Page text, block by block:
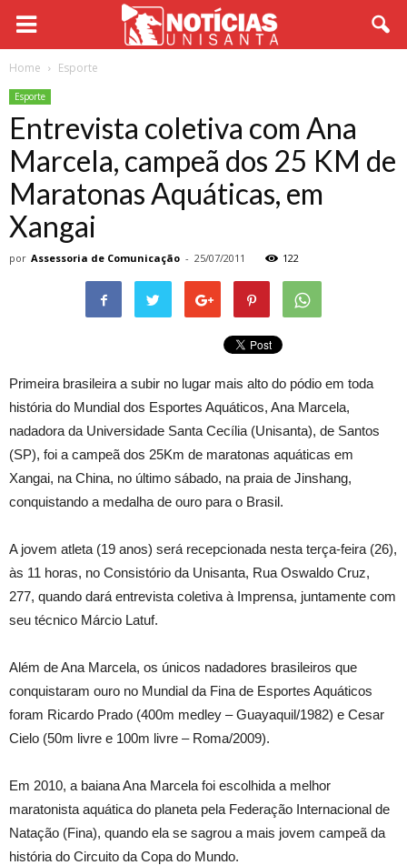
Home Esporte
Esporte
Entrevista coletiva com Ana
Marcela, campeã dos 25 KM de
Maratonas Aquáticas, em
Xangai
por Assessoria de Comunicação - 25/07/2011 122
Primeira brasileira a subir no lugar mais alto do pódio em toda
história do Mundial dos Esportes Aquáticos, Ana Marcela,
nadadora da Universidade Santa Cecília (Unisanta), de Santos
(SP), foi a campeã dos 25Km de maratonas aquáticas em
Xangai, na China, no último sábado, na praia de Jinshang,
conquistando a medalha de ouro para o Brasil.
A jovem atleta (19 anos) será recepcionada nesta terça-feira (26),
às 11 horas, no Consistório da Unisanta, Rua Oswaldo Cruz,
277, quando dará entrevista coletiva à Imprensa, juntamente com
seu técnico Márcio Latuf.
Além de Ana Marcela, os únicos nadadores brasileiros que
conquistaram ouro no Mundial da Fina de Esportes Aquáticos
foram Ricardo Prado (400m medley – Guayaquil/1982) e Cesar
Cielo (50m livre e 100m livre – Roma/2009).
Em 2010, a baiana Ana Marcela foi escolhida a melhor
maratonista aquática do planeta pela Federação Internacional de
Natação (Fina), quando ela se sagrou a mais jovem campeã da
história do Circuito da Copa do Mundo.